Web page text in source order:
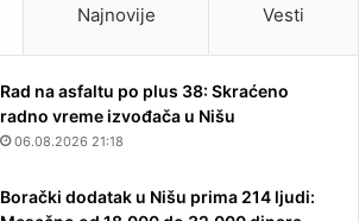
Najnovije Vesti
Rad na asfaltu po plus 38: Skraćeno
radno vreme izvođača u Nišu
06.08.2026 21:18
Borački dodatak u Nišu prima 214 ljudi: